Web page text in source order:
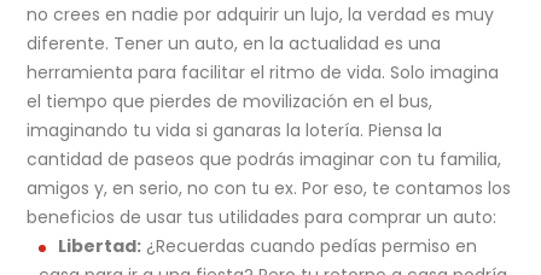
no crees en nadie por adquirir un lujo, la verdad es muy
diferente. Tener un auto, en la actualidad es una
herramienta para facilitar el ritmo de vida. Solo imagina
el tiempo que pierdes de movilización en el bus,
imaginando tu vida si ganaras la lotería. Piensa la
cantidad de paseos que podrás imaginar con tu familia,
amigos y, en serio, no con tu ex. Por eso, te contamos los
beneficios de usar tus utilidades para comprar un auto:
Libertad: ¿Recuerdas cuando pedías permiso en